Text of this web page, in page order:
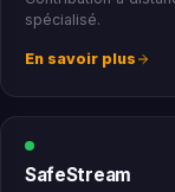
spécialisé.
En savoir plus
SafeStream